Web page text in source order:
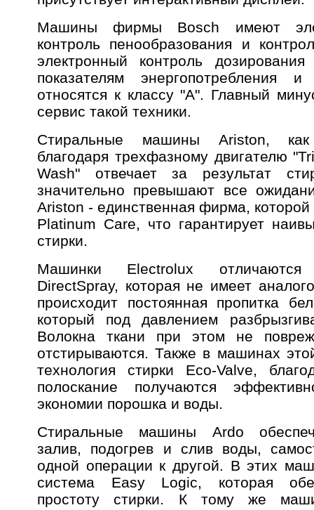
Машины фирмы Bosch имеют
контроль пенообразования и
электронный контроль
показателям энергопотребления
относятся к классу "А". Главный
сервис такой техники.
Стиральные машины Ariston,
благодаря трехфазному двигателю
Wash" отвечает за результат
значительно превышают все
Ariston - единственная фирма,
Platinum Care, что гарантирует
стирки.
Машинки Electrolux отличаются
DirectSpray, которая не имеет
происходит постоянная пропитка
который под давлением
Волокна ткани при этом не
отстирываются. Также в машинах
технология стирки Eco-Valve,
полоскание получаются
экономии порошка и воды.
Стиральные машины Ardo
залив, подогрев и слив воды,
одной операции к другой. В этих
система Easy Logic, которая
простоту стирки. К тому же